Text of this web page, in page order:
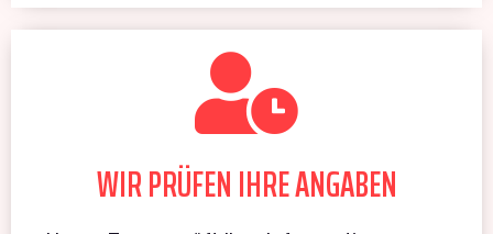
WIR PRÜFEN IHRE ANGABEN